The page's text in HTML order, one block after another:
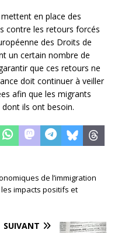
en place des
contre les retours forcés
des Droits de
un certain nombre de
que ces retours ne
doit continuer à veiller
afin que les migrants
ils ont besoin.
de l’immigration
impacts positifs et
SUIVANT